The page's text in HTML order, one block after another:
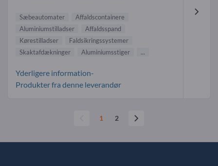
Sæbeautomater
Affaldscontainere
Aluminiumstilladser
Affaldsspand
Kørestilladser
Faldsikringssystemer
Skaktafdækninger
Aluminiumsstiger ...
Yderligere information-
Produkter fra denne leverandør
1 2